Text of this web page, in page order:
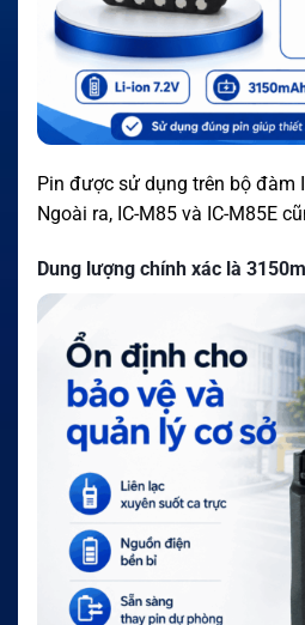
Pin được sử dụng trên bộ đàm
Ngoài ra, IC-M85 và IC-M85E
Dung lượng chính xác là